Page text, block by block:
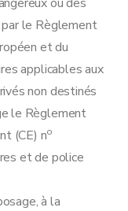
le Règlement
et du
applicables aux
non destinés
le Règlement
(CE) no
et de police
à la